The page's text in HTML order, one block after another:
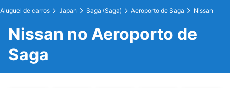
Aluguel de carros Japan Saga (Saga) Aeroporto de Saga Nissan
Nissan no Aeroporto de
Saga